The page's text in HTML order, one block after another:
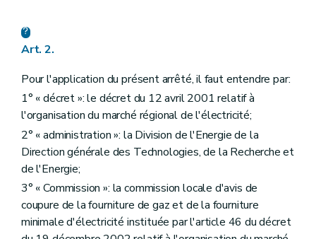
Art.24ter
Art.24quater
Art. 24quater
Art.24 quinquies
Art.24sexies
Art.24septies
Art.24septies
Art.
Art.24nonies
Chapitre III Obligations de service public spécifiques aux gestionnaires de réseaux
Section première En matière de sécurité, régularité et qualité d'approvisionnement
Art. 15
Art. 2.
Pour l'application du présent arrêté, il faut entendre par:
1° « décret »: le décret du 12 avril 2001 relatif à
l'organisation du marché régional de l'électricité;
2° « administration »: la Division de l'Energie de la
Direction générale des Technologies, de la Recherche et
de l'Energie;
3° « Commission »: la commission locale d'avis de
coupure de la fourniture de gaz et de la fourniture
minimale d'électricité instituée par l'article 46 du décret